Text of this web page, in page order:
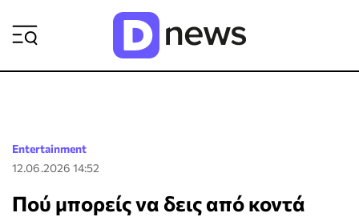
Entertainment
12.06.2026 14:52
Πού μπορείς να δεις από κοντά